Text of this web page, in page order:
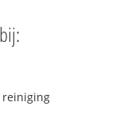
reiniging